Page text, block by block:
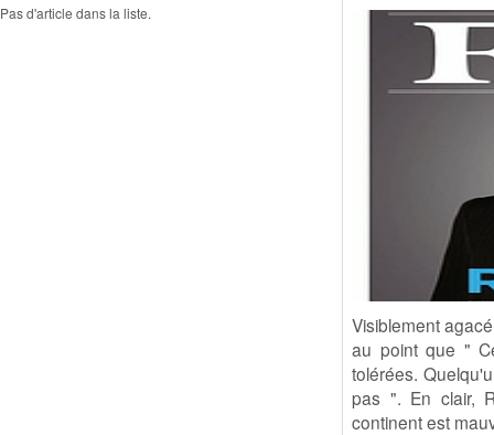
Visiblement
au point que "
tolérées.
pas ". En clair,
continent est
Pas d'article dans la liste.